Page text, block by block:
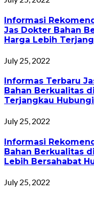
Informasi
Jas Dokter Bahan
Harga Lebih
July 25, 2022
Informas Terbaru
Bahan Berkualitas
Terjangkau Hubungi
July 25, 2022
Informasi
Bahan Berkualitas
Lebih Bersahabat
July 25, 2022